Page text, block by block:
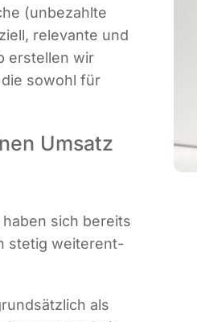
(unbe­zahl­te
rele­van­te und
erstel­len wir
sowohl für
Umsatz
sich bereits
ste­tig wei­ter­ent­
als